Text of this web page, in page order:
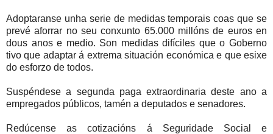
Adoptaranse unha serie de medidas temporais coas que se
prevé aforrar no seu conxunto 65.000 millóns de euros en
dous anos e medio. Son medidas difíciles que o Goberno
tivo que adaptar á extrema situación económica e que esixe
do esforzo de todos.
Suspéndese a segunda paga extraordinaria deste ano a
empregados públicos, tamén a deputados e senadores.
Redúcense as cotizacións á Seguridade Social e